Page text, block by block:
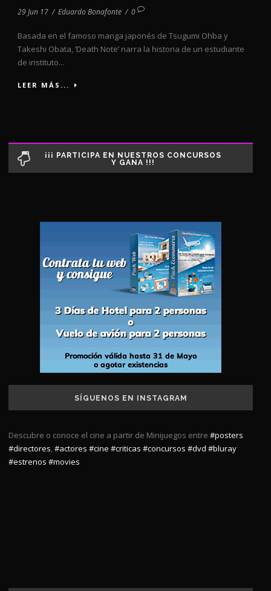
29 Jun 17 / Eduardo Bonafonte / 0
Basada en el famoso manga japonés de Tsugumi Ohba y
Takeshi Obata, ‘Death Note’ narra la historia de un estudiante
de instituto...
LEER MÁS...
¡¡¡ PARTICIPA EN NUESTROS CONCURSOS
Y GANA !!!
SÍGUENOS EN INSTAGRAM
Descubre o conoce el cine a partir de Minijuegos entre #posters
#directores,#actores #cine #criticas #concursos #dvd #bluray
#estrenos #movies